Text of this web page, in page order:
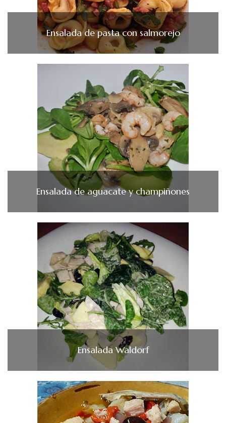
Ensalada de pasta con salmorejo
Ensalada de aguacate y champiñones
Ensalada Waldorf